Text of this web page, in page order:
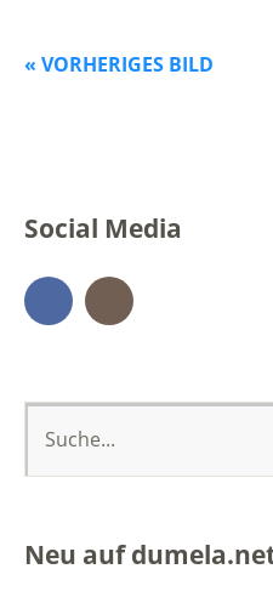
« VORHERIGES BILD
Social Media
Facebook
Neu auf